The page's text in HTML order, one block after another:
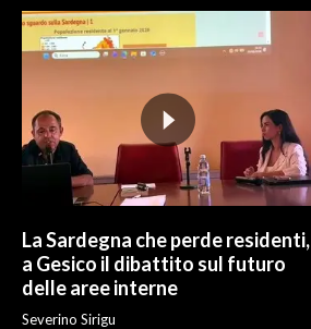
La Sardegna che perde residenti,
a Gesico il dibattito sul futuro
delle aree interne
Severino Sirigu